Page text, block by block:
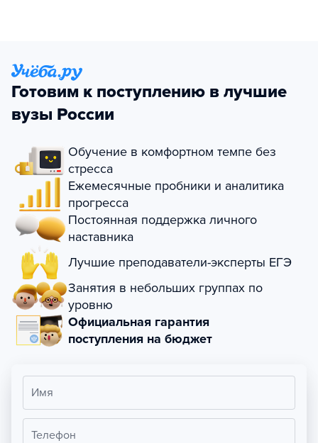
Готовим к поступлению в лучшие
вузы России
Обучение в комфортном темпе без
стресса
Ежемесячные пробники и аналитика
прогресса
Постоянная поддержка личного
наставника
Лучшие преподаватели-эксперты ЕГЭ
Занятия в небольших группах по
уровню
Официальная гарантия
поступления на бюджет
Имя
Телефон